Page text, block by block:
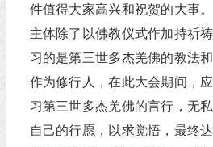
件值得大家高兴和祝贺的大事
主体除了以佛教仪式作加持祈
习的是第三世多杰羌佛的教法
作为修行人，在此大会期间，
习第三世多杰羌佛的言行，无
自己的行愿，以求觉悟，最终